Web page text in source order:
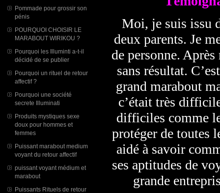
Pommade pour grossir son
pénis
POURQUOI CHOISIR LE
MARABOUT WIRIKOU ?
Pourquoi les Illuminti a-t-il
décidé de se publier
Pourquoi un rituel de retour
affectif ?
Pourquoi une société
secrete Illuminati
Produits mystiques sexe
doux pour hommes et
femmes
Puissant marabout medium
voyant du retour affectif
puissant voyant médium et
marabout
Puissants Rituels de retour
Moi, je suis issu
deux parents. Je
de personne.
sans résultat.
grand marabout
c’était très
difficiles comme
protéger de toutes
aidé à savoir
ses aptitudes de
grande